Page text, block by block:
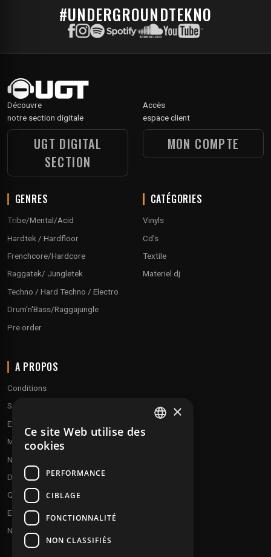
#UNDERGROUNDTEKNO
Découvre
notre section digitale
UGT DIGITAL
SECTION
Accès
espace client
MON COMPTE
GENRES
Tribe/Mental/Acid
Hardtek / Hardfloor
Frenchcore/Hardcore
Raggatek/ Jungletek
Techno / Hard Techno / Electro
Drum'n'Bass/Raggajungle
Pre order
CATÉGORIES
Vinyls
Cd's
Textile
Materiel dj
A PROPOS
Conditions
Service client
Expédition & retours
Modes de paiement
Notre programme de fidélité
Disques cadeaux
Qui sommes-nous ?
Envoyez vos démos
Nous contacter
×
Ce site Web utilise des
cookies
PERFORMANCE
CIBLAGE
FONCTIONNALITÉ
NON CLASSIFIÉS